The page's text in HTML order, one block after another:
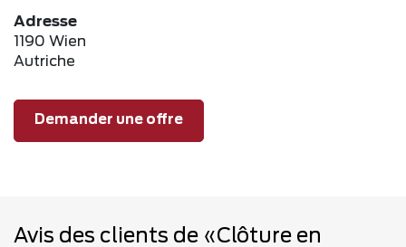
Adresse
1190 Wien
Autriche
Demander une offre
Avis des clients de «Clôture en